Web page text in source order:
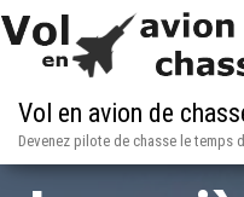
Vol en avion de
Devenez pilote de chasse le temps